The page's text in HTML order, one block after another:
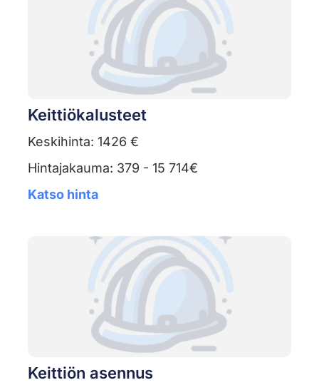
Keittiökalusteet
Keskihinta: 1426 €
Hintajakauma: 379 - 15 714€
Katso hinta
Keittiön asennus